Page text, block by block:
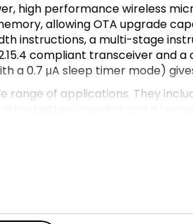
high performance wireless
memory, allowing OTA upgrade
instructions, a multi-stage
compliant transceiver
a 0.7 μA sleep timer mode)
range of applications. They
touch pad.